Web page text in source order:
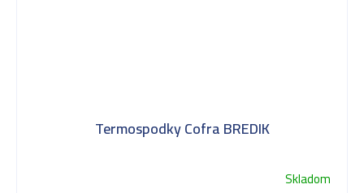
Termospodky Cofra BREDIK
Skladom